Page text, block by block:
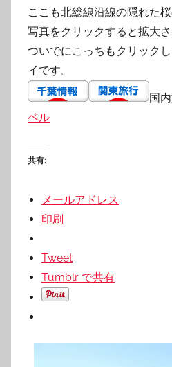
ここも北総線沿線の隠れた
写真をクリックすると拡大さ
ついでにこっちもクリック
イです。
国
ベル
共有:
メールアドレス
印刷
Tweet
Tumblr で共有